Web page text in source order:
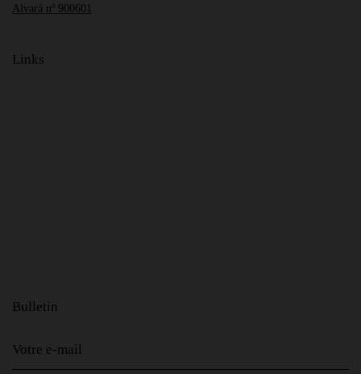
Alvará nº 900601
Links
Bulletin